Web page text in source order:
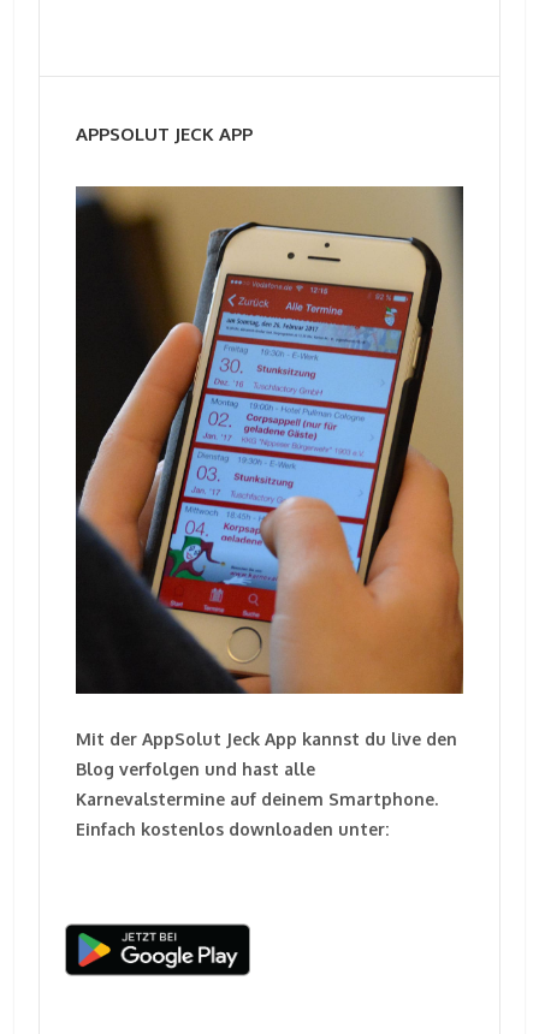
APPSOLUT JECK APP
Mit der AppSolut Jeck App kannst du live den
Blog verfolgen und hast alle
Karnevalstermine auf deinem Smartphone.
Einfach kostenlos downloaden unter: